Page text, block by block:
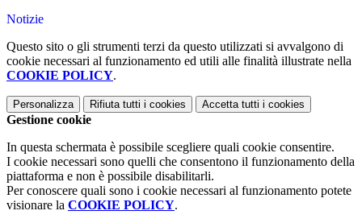
Notizie
Questo sito o gli strumenti terzi da questo utilizzati si avvalgono di
cookie necessari al funzionamento ed utili alle finalità illustrate nella
COOKIE POLICY.
Personalizza Rifiuta tutti i cookies Accetta tutti i cookies
Gestione cookie
In questa schermata è possibile scegliere quali cookie consentire.
I cookie necessari sono quelli che consentono il funzionamento della
piattaforma e non è possibile disabilitarli.
Per conoscere quali sono i cookie necessari al funzionamento potete
visionare la COOKIE POLICY.